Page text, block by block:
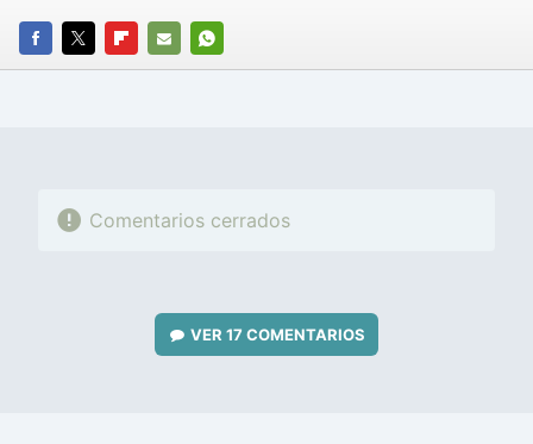
FACEBOOK
TWITTERFLIPBOARD
E-
WHATSAPP
Comentarios cerrados
VER17 COMENTARIOS